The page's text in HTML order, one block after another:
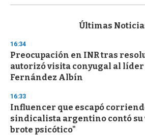
s
d
s
o
f
3
s
e
c
o
n
Últimas
16:34
Preocupación en INR tras
autorizó visita conyugal al
Fernández Albín
16:33
Influencer que escapó
sindicalista argentino contó su
brote psicótico"